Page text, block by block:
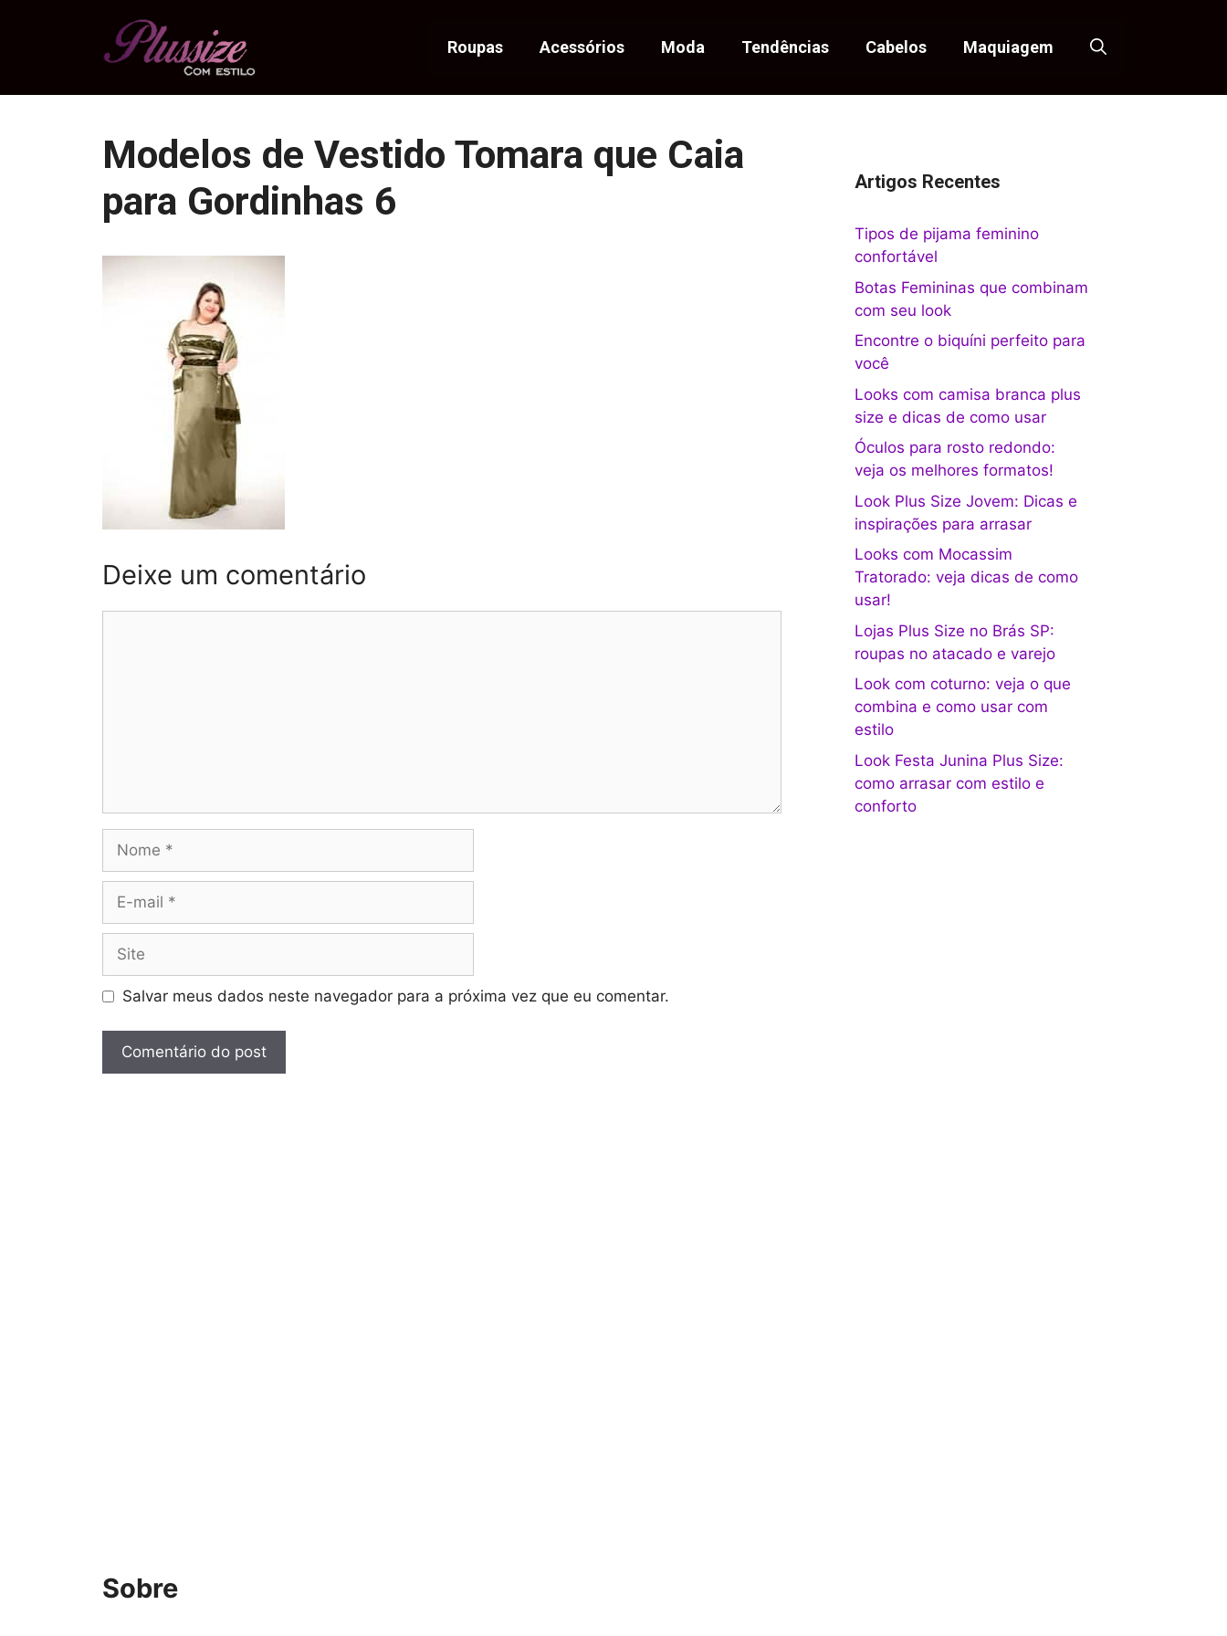
Roupas Acessórios Moda Tendências Cabelos Maquiagem
Modelos de Vestido Tomara que Caia
para Gordinhas 6
Deixe um comentário
mail
Salvar meus dados neste navegador para a próxima vez que eu comentar.
Artigos Recentes
Tipos de pijama feminino
confortável
Botas Femininas que combinam
com seu look
Encontre o biquíni perfeito para
você
Looks com camisa branca plus
size e dicas de como usar
Óculos para rosto redondo:
veja os melhores formatos!
Look Plus Size Jovem: Dicas e
inspirações para arrasar
Looks com Mocassim
Tratorado: veja dicas de como
usar!
Lojas Plus Size no Brás SP:
roupas no atacado e varejo
Look com coturno: veja o que
combina e como usar com
estilo
Look Festa Junina Plus Size:
como arrasar com estilo e
conforto
Sobre